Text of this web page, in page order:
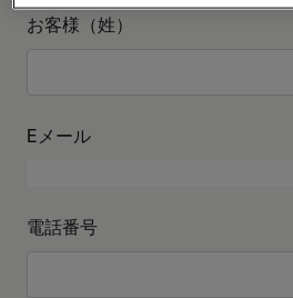
お客様（姓）
Eメール
電話番号